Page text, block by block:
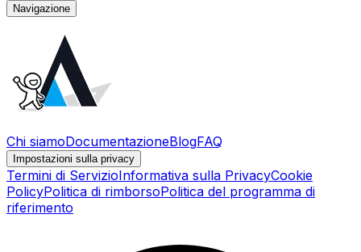
Navigazione
Chi siamoDocumentazioneBlogFAQ
Impostazioni sulla privacy
Termini di ServizioInformativa sulla PrivacyCookie
PolicyPolitica di rimborsoPolitica del programma di
riferimento